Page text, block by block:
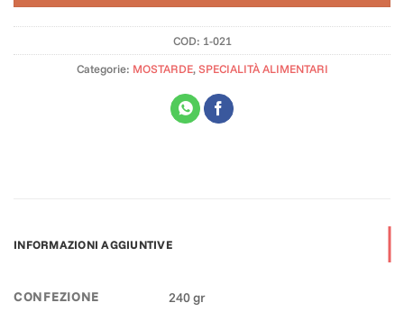
COD: 1-021
Categorie: MOSTARDE,SPECIALITÀ ALIMENTARI
INFORMAZIONI AGGIUNTIVE
CONFEZIONE 240 gr